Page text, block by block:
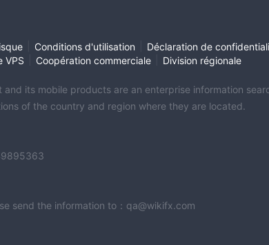
Conditions d'utilisation Déclaration de
VPS Coopération commerciale Division régionale
its mobile products are an enterprise information
of the country and region where they are located.
send the information to：qa@wikifx.com